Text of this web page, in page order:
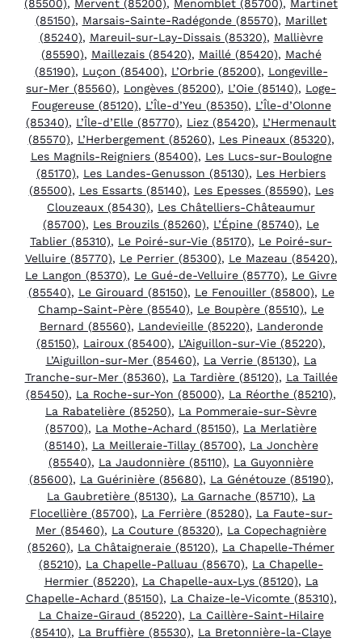
(85500), Mervent (85200), Menomblet (85700), Martinet
(85150), Marsais-Sainte-Radégonde (85570), Marillet
(85240), Mareuil-sur-Lay-Dissais (85320), Mallièvre
(85590), Maillezais (85420), Maillé (85420), Maché
(85190), Luçon (85400), L’Orbrie (85200), Longeville-
sur-Mer (85560), Longèves (85200), L’Oie (85140), Loge-
Fougereuse (85120), L’Île-d’Yeu (85350), L’Île-d’Olonne
(85340), L’Île-d’Elle (85770), Liez (85420), L’Hermenault
(85570), L’Herbergement (85260), Les Pineaux (85320),
Les Magnils-Reigniers (85400), Les Lucs-sur-Boulogne
(85170), Les Landes-Genusson (85130), Les Herbiers
(85500), Les Essarts (85140), Les Epesses (85590), Les
Clouzeaux (85430), Les Châtelliers-Châteaumur
(85700), Les Brouzils (85260), L’Épine (85740), Le
Tablier (85310), Le Poiré-sur-Vie (85170), Le Poiré-sur-
Velluire (85770), Le Perrier (85300), Le Mazeau (85420),
Le Langon (85370), Le Gué-de-Velluire (85770), Le Givre
(85540), Le Girouard (85150), Le Fenouiller (85800), Le
Champ-Saint-Père (85540), Le Boupère (85510), Le
Bernard (85560), Landevieille (85220), Landeronde
(85150), Lairoux (85400), L’Aiguillon-sur-Vie (85220),
L’Aiguillon-sur-Mer (85460), La Verrie (85130), La
Tranche-sur-Mer (85360), La Tardière (85120), La Taillée
(85450), La Roche-sur-Yon (85000), La Réorthe (85210),
La Rabatelière (85250), La Pommeraie-sur-Sèvre
(85700), La Mothe-Achard (85150), La Merlatière
(85140), La Meilleraie-Tillay (85700), La Jonchère
(85540), La Jaudonnière (85110), La Guyonnière
(85600), La Guérinière (85680), La Génétouze (85190),
La Gaubretière (85130), La Garnache (85710), La
Flocellière (85700), La Ferrière (85280), La Faute-sur-
Mer (85460), La Couture (85320), La Copechagnière
(85260), La Châtaigneraie (85120), La Chapelle-Thémer
(85210), La Chapelle-Palluau (85670), La Chapelle-
Hermier (85220), La Chapelle-aux-Lys (85120), La
Chapelle-Achard (85150), La Chaize-le-Vicomte (85310),
La Chaize-Giraud (85220), La Caillère-Saint-Hilaire
(85410), La Bruffière (85530), La Bretonnière-la-Claye